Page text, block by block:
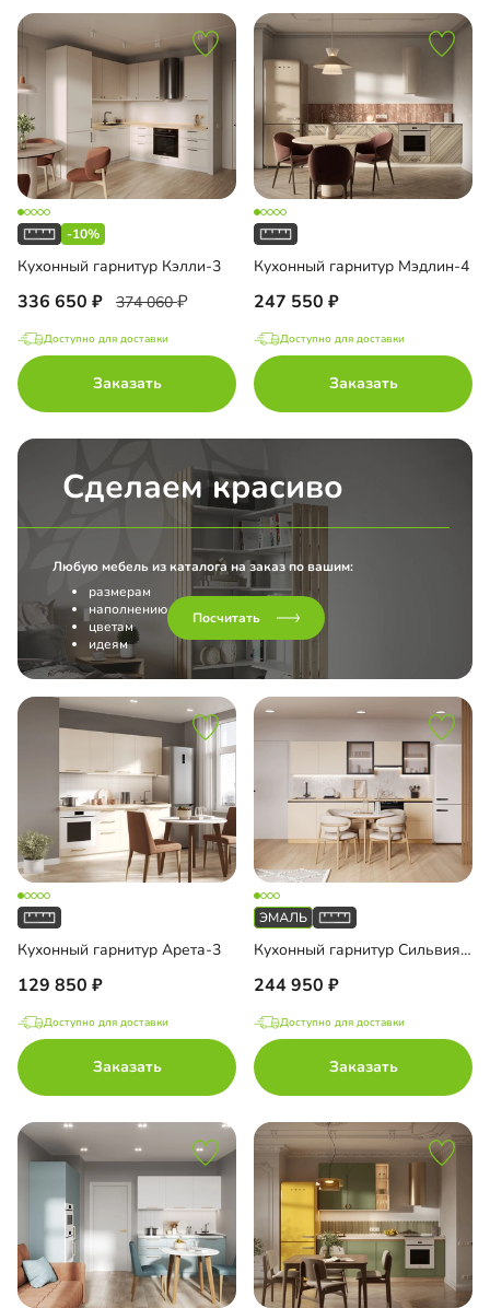
-10%
Кухонный гарнитур Кэлли-3
336 650 374 060
Доступно для доставки
Заказать
Кухонный гарнитур Мэдлин-4
247 550
Доступно для доставки
Заказать
Сделаем красиво
Любую мебель из каталога на заказ по вашим:
размерам
наполнению
цветам
идеям
Посчитать
Кухонный гарнитур Арета-3
129 850
Доступно для доставки
Заказать
Кухонный гарнитур Сильвия-5
244 950
Доступно для доставки
Заказать